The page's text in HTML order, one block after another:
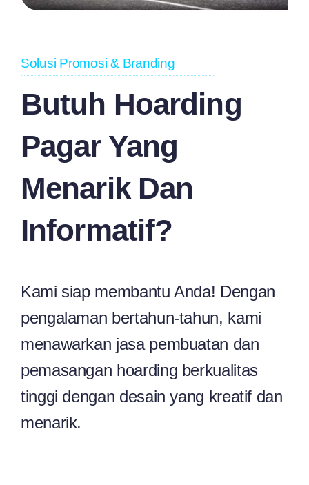
Solusi Promosi & Branding
Butuh Hoarding
Pagar Yang
Menarik Dan
Informatif?
Kami siap membantu Anda! Dengan
pengalaman bertahun-tahun, kami
menawarkan jasa pembuatan dan
pemasangan hoarding berkualitas
tinggi dengan desain yang kreatif dan
menarik.